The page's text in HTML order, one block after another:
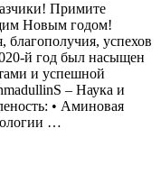
Примите
Новым годом!
благополучия, успехов
й год был насыщен
и успешной
– Наука и
• Аминовая
…